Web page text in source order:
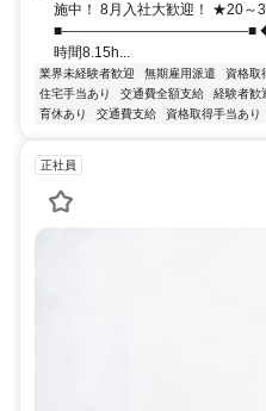
施中！ 8月入社大歓迎！ ★20～
■―――――――――――――■ ◆経験
時間8.15h...
業界未経験者歓迎 無期雇用派遣 資格取
住宅手当あり
交通費全額支給 経験者歓
育休あり
交通費支給 資格取得手当あり
正社員